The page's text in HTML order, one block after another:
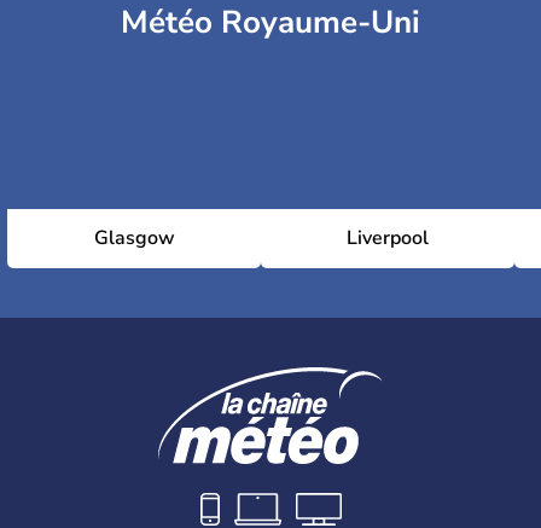
Météo Royaume-Uni
Glasgow Liverpool